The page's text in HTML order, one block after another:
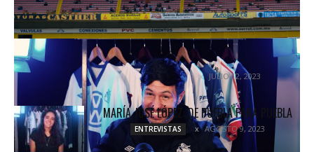
LUIS MIGUEL NORIEGA: UN EMBLEMA DE LOS
‘CHELIS BOYS’
ENTREVISTAS JULIO 12, 2023
MARÍA JOSÉ LÓPEZ: DE PUEBLA PARA PUEBLA
ENTREVISTAS AGOSTO 9, 2023